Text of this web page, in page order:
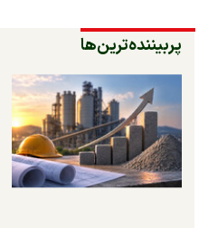
پربیننده‌ترین‌ها